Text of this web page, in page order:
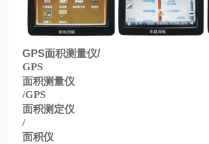
GPS面积测量仪/
GPS
面积测量仪
/GPS
面积测定仪
/
面积仪